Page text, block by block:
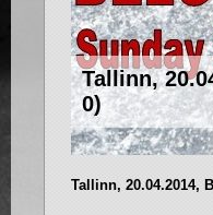
Tallinn,
0)
Tallinn, 20.04.2014,